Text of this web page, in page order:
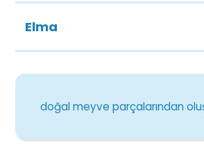
Elma
doğal meyve parçalarından